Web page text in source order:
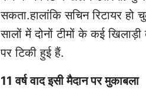
सकता.हालांकि सचिन रिटायर
सालों में दोनों टीमों के कई
पर टिकी हुई हैं.
11 वर्ष वाद इसी मैदान पर मुकाबला